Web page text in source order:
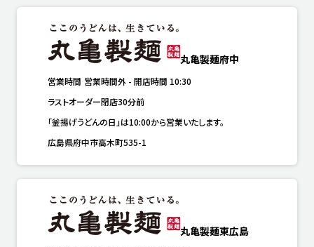
丸亀製麺府中
営業時間 営業時間外 - 開店時間 10:30
ラストオーダー閉店30分前
「釜揚げうどんの日」は10:00から営業いたします。
広島県府中市高木町535-1
丸亀製麺東広島